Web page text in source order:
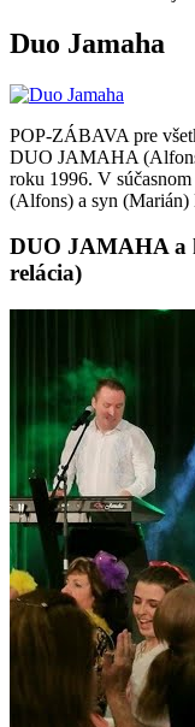
Duo Jamaha
POP-ZÁBAVA pre
DUO JAMAHA
roku 1996. V
(Alfons) a syn (Marián)
DUO JAMAHA a
relácia)